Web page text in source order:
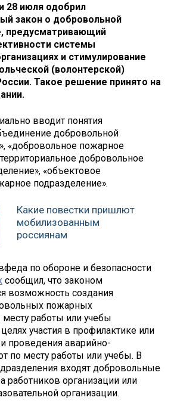
28 июля одобрил
закон о добровольной
предусматривающий
системы
и стимулирование
(волонтерской)
Такое решение принято на
вводит понятия
добровольной
«добровольное пожарное
добровольное
«объектовое
подразделение».
Какие повестки пришлют
мобилизованным
россиянам
по обороне и безопасности
сообщил, что законом
возможность создания
пожарных
работы или учебы
участия в профилактике или
проведения аварийно-
по месту работы или учебы. В
входят добровольные
работников организации или
организации.